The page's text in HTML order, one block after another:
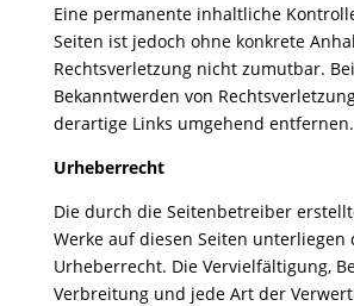
Eine permanente inhaltliche
Seiten ist jedoch ohne konkrete
Rechtsverletzung nicht zumutbar. Bei
Bekanntwerden von
derartige Links umgehend entfernen.
Urheberrecht
Die durch die Seitenbetreiber
Werke auf diesen Seiten unterliegen
Urheberrecht. Die Vervielfältigung,
Verbreitung und jede Art der